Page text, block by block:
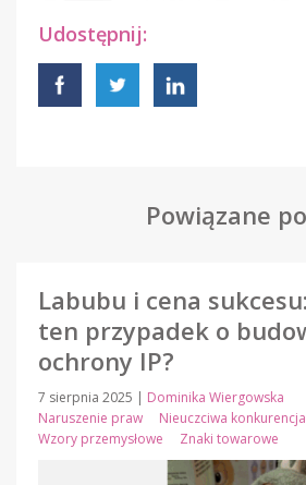
Udostępnij:
Powiązane
Labubu i cena
ten przypadek o
ochrony IP?
7 sierpnia 2025 | Dominika Wiergowska
Naruszenie praw
Nieuczciwa konkurencja
Wzory przemysłowe
Znaki towarowe